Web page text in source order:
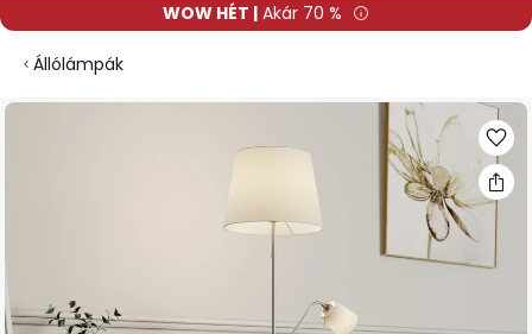
WOW HÉT | Akár 70 %
Állólámpák
Ugrás